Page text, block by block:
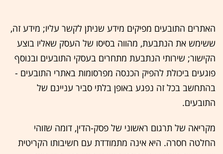
האתרים התובעים מפיקים מידע שניתן לקשר עליו; מידע זה,
ששימש את הנתבעת, מהווה בסיסו של העסק שאליו בוצע
הקישור; שירותי הנתבעת מתחרים בעסקי התובעים ובנוסף
פוגעים ביכולת להפיק הכנסה מפרסומות באתרי התובעים -
בהתחשב בכל זה נפגע באופן בלתי סביר עניינם של
התובעים.
מקריאה של תרגום ראשוני של פסק-הדין, דומה שזוהי
החלטה חסרה. היא אינה מתמודדת עם חשיבותו הקריטית